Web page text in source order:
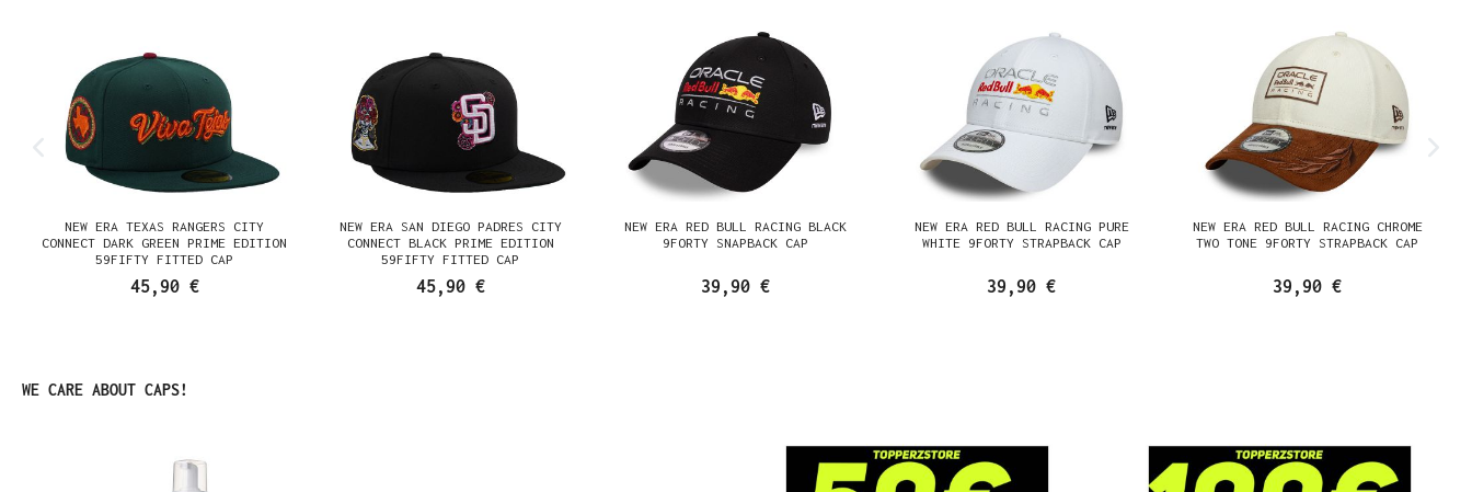
NEW ERA TEXAS RANGERS CITY
CONNECT DARK GREEN PRIME EDITION
59FIFTY FITTED CAP
45,90 €
NEW ERA SAN DIEGO PADRES CITY
CONNECT BLACK PRIME EDITION
59FIFTY FITTED CAP
45,90 €
NEW ERA RED BULL RACING BLACK
9FORTY SNAPBACK CAP
39,90 €
NEW ERA RED BULL RACING PURE
WHITE 9FORTY STRAPBACK CAP
39,90 €
NEW ERA RED BULL RACING CHROME
TWO TONE 9FORTY STRAPBACK CAP
39,90 €
Produktgalerie überspringen
WE CARE ABOUT CAPS!